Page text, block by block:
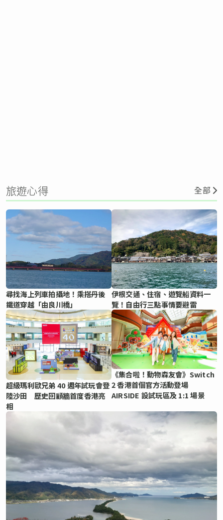
旅遊心得 全部
尋找海上列車拍攝地！乘搭丹後
鐵道穿越「由良川橋」
伊根交通、住宿、遊覽船資料一
覽！自由行三點事情要避雷
超級瑪利歐兄弟 40 週年試玩會登
陸沙田 歷史回顧牆首度香港亮
相
《集合啦！動物森友會》Switch
2 香港首個官方活動登場
AIRSIDE 設試玩區及 1:1 場景